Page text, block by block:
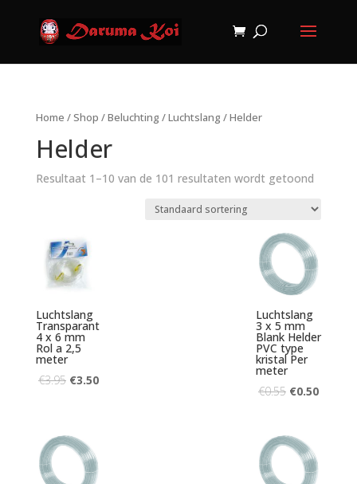
Home /Shop /Beluchting /Luchtslang / Helder
Helder
Resultaat 1–10 van de 101 resultaten wordt getoond
Luchtslang
Transparant
4 x 6 mm
Rol a 2,5
meter
€3.95 €3.50
Luchtslang
3 x 5 mm
Blank Helder
PVC type
kristal Per
meter
€0.55 €0.50